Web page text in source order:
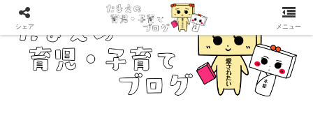
シェア メニュー